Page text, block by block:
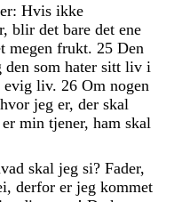
: Hvis ikke
, blir det bare det ene
megen frukt. 25 Den
den som hater sitt liv i
evig liv. 26 Om nogen
hvor jeg er, der skal
er min tjener, ham skal
skal jeg si? Fader,
, derfor er jeg kommet